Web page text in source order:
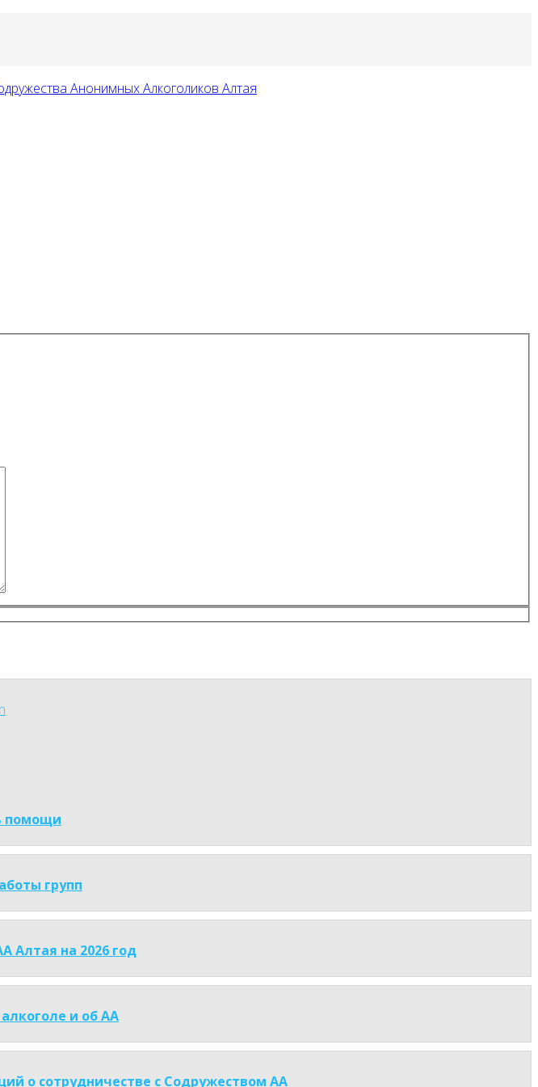
помощи
групп
Алтая на 2026 год
и об АА
о сотрудничестве с Содружеством АА